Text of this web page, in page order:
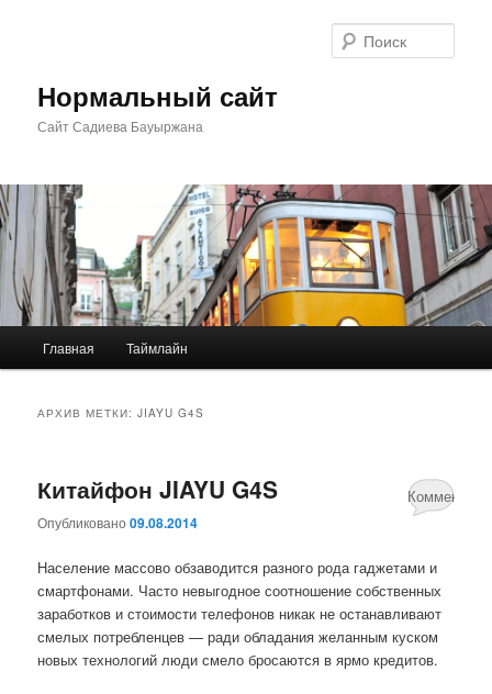
Нормальный сайт
Сайт Садиева Бауыржана
Главная Таймлайн
АРХИВ МЕТКИ:JIAYU G4S
Китайфон JIAYU G4S
Опубликовано09.08.2014
Население массово обзаводится разного рода гаджетами и
смартфонами. Часто невыгодное соотношение собственных
заработков и стоимости телефонов никак не останавливают
смелых потребленцев — ради обладания желанным куском
новых технологий люди смело бросаются в ярмо кредитов.